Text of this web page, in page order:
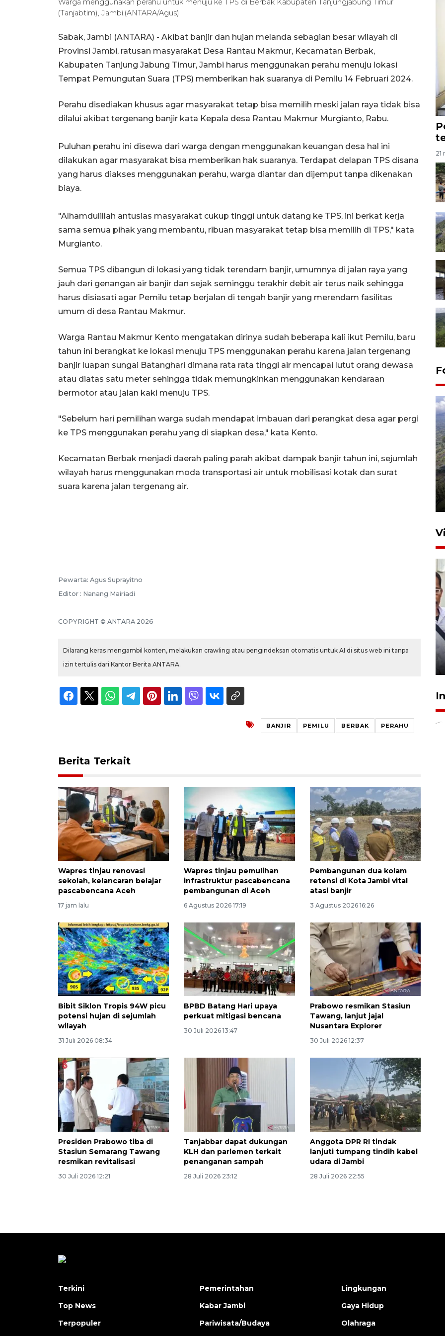
Warga menggunakan perahu untuk menuju ke TPS di Berbak Kabupaten Tanjungjabung Timur
(Tanjabtim), Jambi.(ANTARA/Agus)
Sabak, Jambi (ANTARA) - Akibat banjir dan hujan melanda sebagian besar wilayah di
Provinsi Jambi, ratusan masyarakat Desa Rantau Makmur, Kecamatan Berbak,
Kabupaten Tanjung Jabung Timur, Jambi harus menggunakan perahu menuju lokasi
Tempat Pemungutan Suara (TPS) memberikan hak suaranya di Pemilu 14 Februari 2024.
Perahu disediakan khusus agar masyarakat tetap bisa memilih meski jalan raya tidak bisa
dilalui akibat tergenang banjir kata Kepala desa Rantau Makmur Murgianto, Rabu.
Puluhan perahu ini disewa dari warga dengan menggunakan keuangan desa hal ini
dilakukan agar masyarakat bisa memberikan hak suaranya. Terdapat delapan TPS disana
yang harus diakses menggunakan perahu, warga diantar dan dijemput tanpa dikenakan
biaya.
"Alhamdulillah antusias masyarakat cukup tinggi untuk datang ke TPS, ini berkat kerja
sama semua pihak yang membantu, ribuan masyarakat tetap bisa memilih di TPS," kata
Murgianto.
Semua TPS dibangun di lokasi yang tidak terendam banjir, umumnya di jalan raya yang
jauh dari genangan air banjir dan sejak seminggu terakhir debit air terus naik sehingga
harus disiasati agar Pemilu tetap berjalan di tengah banjir yang merendam fasilitas
umum di desa Rantau Makmur.
Warga Rantau Makmur Kento mengatakan dirinya sudah beberapa kali ikut Pemilu, baru
tahun ini berangkat ke lokasi menuju TPS menggunakan perahu karena jalan tergenang
banjir luapan sungai Batanghari dimana rata rata tinggi air mencapai lutut orang dewasa
atau diatas satu meter sehingga tidak memungkinkan menggunakan kendaraan
bermotor atau jalan kaki menuju TPS.
"Sebelum hari pemilihan warga sudah mendapat imbauan dari perangkat desa agar pergi
ke TPS menggunakan perahu yang di siapkan desa," kata Kento.
Kecamatan Berbak menjadi daerah paling parah akibat dampak banjir tahun ini, sejumlah
wilayah harus menggunakan moda transportasi air untuk mobilisasi kotak dan surat
suara karena jalan tergenang air.
Pewarta: Agus Suprayitno
Editor : Nanang Mairiadi
COPYRIGHT © ANTARA 2026
Dilarang keras mengambil konten, melakukan crawling atau pengindeksan otomatis untuk AI di situs web ini tanpa
izin tertulis dari Kantor Berita ANTARA.
BANJIR PEMILU BERBAK PERAHU
Berita Terkait
Wapres tinjau renovasi
sekolah, kelancaran belajar
pascabencana Aceh
17 jam lalu
Wapres tinjau pemulihan
infrastruktur pascabencana
pembangunan di Aceh
6 Agustus 2026 17:19
Pembangunan dua kolam
retensi di Kota Jambi vital
atasi banjir
3 Agustus 2026 16:26
Bibit Siklon Tropis 94W picu
potensi hujan di sejumlah
wilayah
31 Juli 2026 08:34
BPBD Batang Hari upaya
perkuat mitigasi bencana
30 Juli 2026 13:47
Prabowo resmikan Stasiun
Tawang, lanjut jajal
Nusantara Explorer
30 Juli 2026 12:37
Presiden Prabowo tiba di
Stasiun Semarang Tawang
resmikan revitalisasi
30 Juli 2026 12:21
Tanjabbar dapat dukungan
KLH dan parlemen terkait
penanganan sampah
28 Juli 2026 23:12
Anggota DPR RI tindak
lanjuti tumpang tindih kabel
udara di Jambi
28 Juli 2026 22:55
21
Penyusutan debit air Sungai
naturalisasi WNA
Awas penipuan berbasis AI
2026-08-07 13:45:00
Terkini
Top News
Terpopuler
Pemerintahan
Kabar Jambi
Pariwisata/Budaya
Lingkungan
Gaya Hidup
Olahraga